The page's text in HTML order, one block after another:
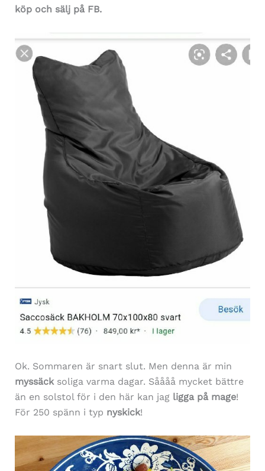
köp och sälj på FB.
Ok. Sommaren är snart slut. Men denna är min
myssäcksoliga varma dagar. Såååå mycket bättre
än en solstol för i den här kan jag ligga på mage!
För 250 spänn i typ nyskick!